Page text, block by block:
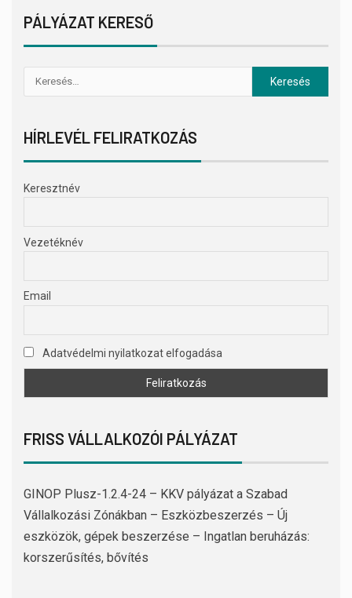
PÁLYÁZAT KERESŐ
HÍRLEVÉL FELIRATKOZÁS
Keresztnév
Vezetéknév
Email
Adatvédelmi nyilatkozat elfogadása
FRISS VÁLLALKOZÓI PÁLYÁZAT
GINOP Plusz-1.2.4-24 – KKV pályázat a Szabad
Vállalkozási Zónákban – Eszközbeszerzés – Új
eszközök, gépek beszerzése – Ingatlan beruházás:
korszerűsítés, bővítés